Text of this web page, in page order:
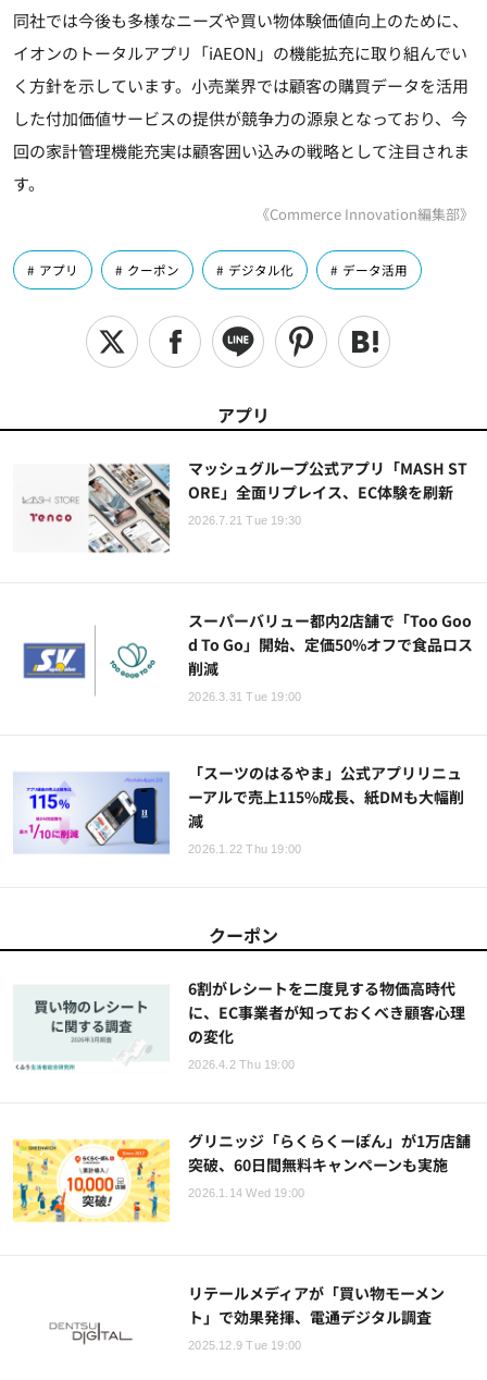
同社では今後も多様なニーズや買い物体験価値向上のために、
イオンのトータルアプリ「iAEON」の機能拡充に取り組んでい
く方針を示しています。小売業界では顧客の購買データを活用
した付加価値サービスの提供が競争力の源泉となっており、今
回の家計管理機能充実は顧客囲い込みの戦略として注目されま
す。
《Commerce Innovation編集部》
アプリ クーポン デジタル化 データ活用
アプリ
マッシュグループ公式アプリ「MASH ST
ORE」全面リプレイス、EC体験を刷新
2026.7.21 Tue 19:30
スーパーバリュー都内2店舗で「Too Goo
d To Go」開始、定価50%オフで食品ロス
削減
2026.3.31 Tue 19:00
「スーツのはるやま」公式アプリリニュ
ーアルで売上115%成長、紙DMも大幅削
減
2026.1.22 Thu 19:00
クーポン
6割がレシートを二度見する物価高時代
に、EC事業者が知っておくべき顧客心理
の変化
2026.4.2 Thu 19:00
グリニッジ「らくらくーぽん」が1万店舗
突破、60日間無料キャンペーンも実施
2026.1.14 Wed 19:00
リテールメディアが「買い物モーメン
ト」で効果発揮、電通デジタル調査
2025.12.9 Tue 19:00